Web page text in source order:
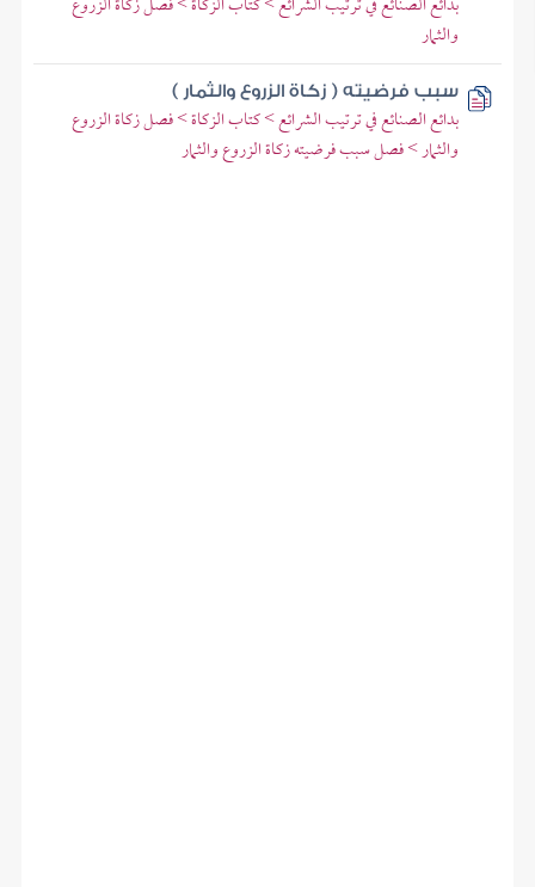
والثمار
سبب فرضيته ( زكاة الزروع والثمار )
بدائع الصنائع في ترتيب الشرائع > كتاب الزكاة > فصل زكاة الزروع
والثمار > فصل سبب فرضيته زكاة الزروع والثمار